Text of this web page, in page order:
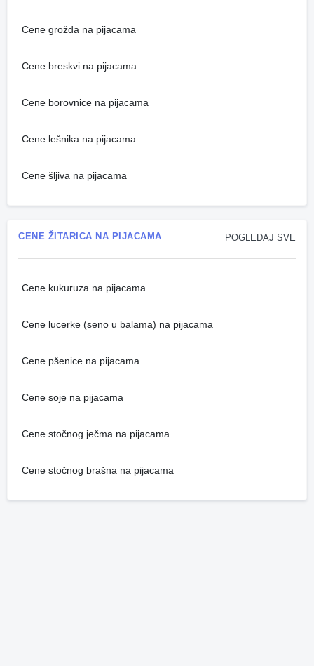
Cene grožđa na pijacama
Cene breskvi na pijacama
Cene borovnice na pijacama
Cene lešnika na pijacama
Cene šljiva na pijacama
POGLEDAJ SVE
CENE ŽITARICA NA PIJACAMA
Cene kukuruza na pijacama
Cene lucerke (seno u balama) na pijacama
Cene pšenice na pijacama
Cene soje na pijacama
Cene stočnog ječma na pijacama
Cene stočnog brašna na pijacama